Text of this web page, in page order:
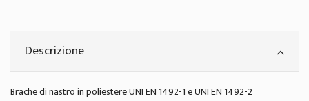
Descrizione
Brache di nastro in poliestere UNI EN 1492-1 e UNI EN 1492-2